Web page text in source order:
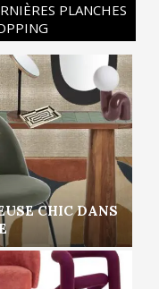
PLANCHES
CHIC DANS